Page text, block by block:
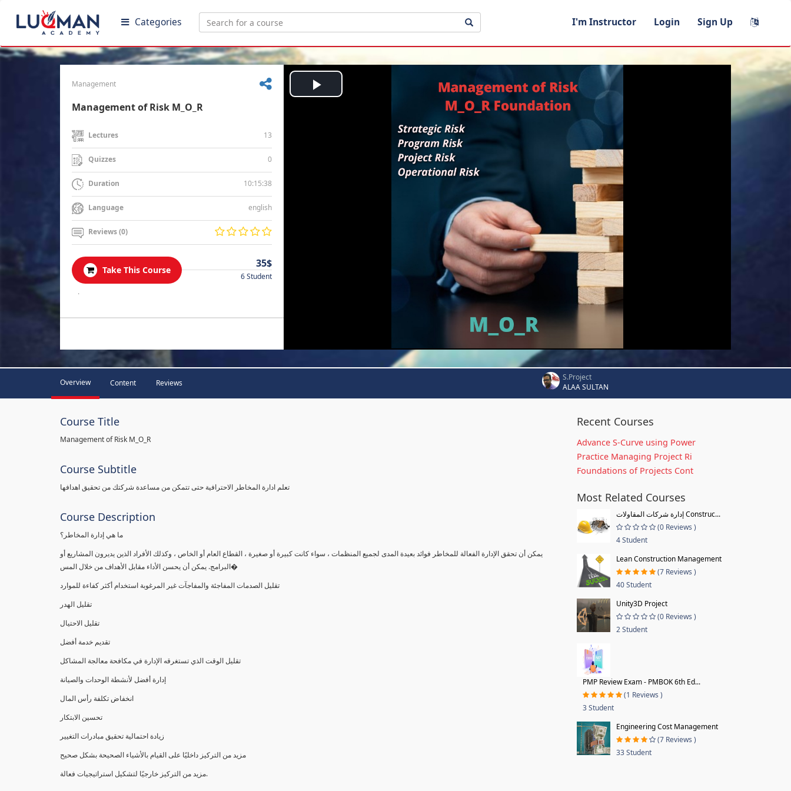
Categories I'm Instructor Login Sign Up
Management
Management of Risk M_O_R
Lectures 13
Quizzes 0
Duration 10:15:38
Language english
Reviews (0)
Take This Course
35$
6 Student
.
Play
Overview Content Reviews
S.Project
ALAA SULTAN
Course Title
Management of Risk M_O_R
Course Subtitle
تعلم ادارة المخاطر الاحترافية حتى تتمكن من مساعدة شركتك من تحقيق اهدافها
Course Description
ما هي إدارة المخاطر؟
يمكن أن تحقق الإدارة الفعالة للمخاطر فوائد بعيدة المدى لجميع المنظمات ، سواء كانت كبيرة أو صغيرة ، القطاع العام أو الخاص ، وكذلك الأفراد الذين يديرون المشاريع أو
البرامج. يمكن أن يحسن الأداء مقابل الأهداف من خلال المس�
تقليل الصدمات المفاجئة والمفاجآت غير المرغوبة استخدام أكثر كفاءة للموارد
تقليل الهدر
تقليل الاحتيال
تقديم خدمة أفضل
تقليل الوقت الذي تستغرقه الإدارة في مكافحة معالجة المشاكل
إدارة أفضل لأنشطة الوحدات والصيانة
انخفاض تكلفة رأس المال
تحسين الابتكار
زيادة احتمالية تحقيق مبادرات التغيير
مزيد من التركيز داخليًا على القيام بالأشياء الصحيحة بشكل صحيح
مزيد من التركيز خارجيًا لتشكيل استراتيجيات فعالة.
Recent Courses
Advance S-Curve using Power
Practice Managing Project Ri
Foundations of Projects Cont
Most Related Courses
إدارة شركات المقاولات Construc...
(0 Reviews )
4 Student
Lean Construction Management
(7 Reviews )
40 Student
Unity3D Project
(0 Reviews )
2 Student
PMP Review Exam - PMBOK 6th Ed...
(1 Reviews )
3 Student
Engineering Cost Management
(7 Reviews )
33 Student